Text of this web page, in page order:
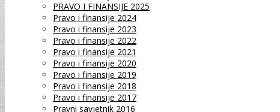
PRAVO I FINANSIJE 2025
Pravo i finansije 2024
Pravo i finansije 2023
Pravo i finansije 2022
Pravo i finansije 2021
Pravo i finansije 2020
Pravo i finansije 2019
Pravo i finansije 2018
Pravo i finansije 2017
Pravni savjetnik 2016